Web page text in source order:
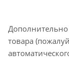
Дополнительно
товара